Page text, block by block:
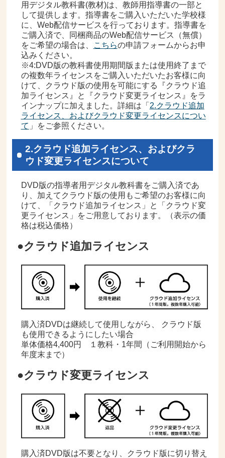
用デジタル教科書(教材)は、教師用指導書の一部と
して提供します。指導書をご購入いただいた学校様
に、Web配信サービスを行っております。指導書を
ご購入済で、同梱商品のWeb配信サービス（無償）
をご希望の場合は、
こちらの申請フォームからお申
込みください。
※4:DVD版の教科書使用期間版または使用終了まで
の複数年ライセンスをご購入いただいたお客様に向
けて、クラウド版の使用を可能にする『クラウド追
加ライセンス』と『クラウド変更ライセンス』をラ
インナップに加えました。詳細は「 2.クラウド追加
ライセンス、およびクラウド変更ライセンスについ
て 」をご参照ください。
2.クラウド追加ライセンス、およびクラ
ウド変更ライセンスについて
DVD版の指導者用デジタル教科書をご購入済であ
り、加えてクラウド版の使用もご希望のお客様に向
けて、「クラウド追加ライセンス」と「クラウド変
更ライセンス」をご用意しております。（表示の価
格は税込価格）
●クラウド追加ライセンス
購入済DVDは継続して使用しながら、 クラウド版
も使用できるようにしたい場合
単体価格4,400円 １教科・1年間（ご利用開始から
年度末まで）
●クラウド変更ライセンス
購入済DVD版は不要となり、クラウド版に切り替え